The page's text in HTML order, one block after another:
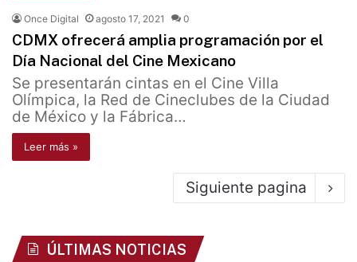
Once Digital agosto 17, 2021 0
CDMX ofrecerá amplia programación por el
Día Nacional del Cine Mexicano
Se presentarán cintas en el Cine Villa
Olímpica, la Red de Cineclubes de la Ciudad
de México y la Fábrica…
Leer más »
Siguiente pagina
ÚLTIMAS NOTICIAS